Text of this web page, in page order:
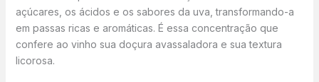
açúcares, os ácidos e os sabores da uva, transformando-a
em passas ricas e aromáticas. É essa concentração que
confere ao vinho sua doçura avassaladora e sua textura
licorosa.